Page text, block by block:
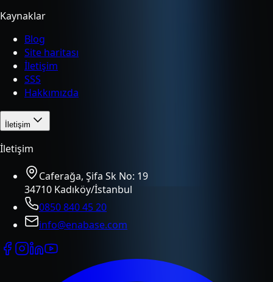
Kaynaklar
Blog
Site haritası
İletişim
SSS
Hakkımızda
İletişim
İletişim
Caferağa, Şifa Sk No: 19
34710 Kadıköy/İstanbul
0850 840 45 20
info@enabase.com